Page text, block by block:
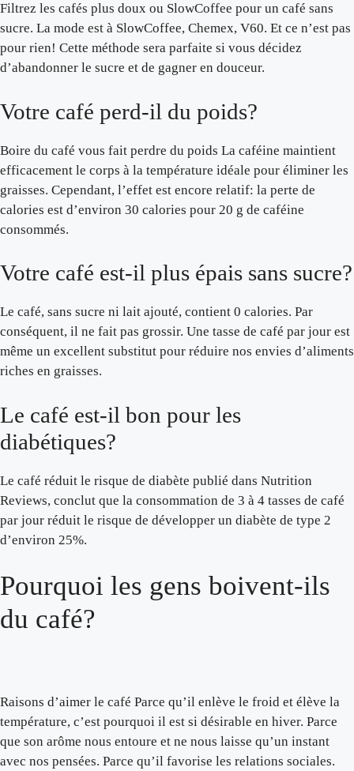
Filtrez les cafés plus doux ou SlowCoffee pour un café sans
sucre. La mode est à SlowCoffee, Chemex, V60. Et ce n’est pas
pour rien! Cette méthode sera parfaite si vous décidez
d’abandonner le sucre et de gagner en douceur.
Votre café perd-il du poids?
Boire du café vous fait perdre du poids La caféine maintient
efficacement le corps à la température idéale pour éliminer les
graisses. Cependant, l’effet est encore relatif: la perte de
calories est d’environ 30 calories pour 20 g de caféine
consommés.
Votre café est-il plus épais sans sucre?
Le café, sans sucre ni lait ajouté, contient 0 calories. Par
conséquent, il ne fait pas grossir. Une tasse de café par jour est
même un excellent substitut pour réduire nos envies d’aliments
riches en graisses.
Le café est-il bon pour les
diabétiques?
Le café réduit le risque de diabète publié dans Nutrition
Reviews, conclut que la consommation de 3 à 4 tasses de café
par jour réduit le risque de développer un diabète de type 2
d’environ 25%.
Pourquoi les gens boivent-ils
du café?
Raisons d’aimer le café Parce qu’il enlève le froid et élève la
température, c’est pourquoi il est si désirable en hiver. Parce
que son arôme nous entoure et ne nous laisse qu’un instant
avec nos pensées. Parce qu’il favorise les relations sociales.